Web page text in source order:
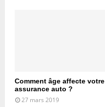
Comment âge affecte votre
assurance auto ?
27 mars 2019